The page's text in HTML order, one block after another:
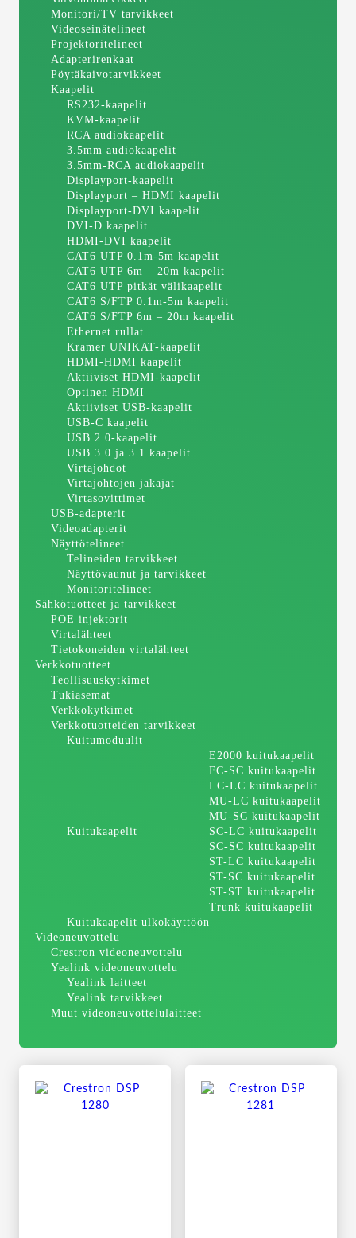
Monitori/TV tarvikkeet
Videoseinätelineet
Projektoritelineet
Adapterirenkaat
Pöytäkaivotarvikkeet
Kaapelit
RS232-kaapelit
KVM-kaapelit
RCA audiokaapelit
3.5mm audiokaapelit
3.5mm-RCA audiokaapelit
Displayport-kaapelit
Displayport – HDMI kaapelit
Displayport-DVI kaapelit
DVI-D kaapelit
HDMI-DVI kaapelit
CAT6 UTP 0.1m-5m kaapelit
CAT6 UTP 6m – 20m kaapelit
CAT6 UTP pitkät välikaapelit
CAT6 S/FTP 0.1m-5m kaapelit
CAT6 S/FTP 6m – 20m kaapelit
Ethernet rullat
Kramer UNIKAT-kaapelit
HDMI-HDMI kaapelit
Aktiiviset HDMI-kaapelit
Optinen HDMI
Aktiiviset USB-kaapelit
USB-C kaapelit
USB 2.0-kaapelit
USB 3.0 ja 3.1 kaapelit
Virtajohdot
Virtajohtojen jakajat
Virtasovittimet
USB-adapterit
Videoadapterit
Näyttötelineet
Telineiden tarvikkeet
Näyttövaunut ja tarvikkeet
Monitoritelineet
Sähkötuotteet ja tarvikkeet
POE injektorit
Virtalähteet
Tietokoneiden virtalähteet
Verkkotuotteet
Teollisuuskytkimet
Tukiasemat
Verkkokytkimet
Verkkotuotteiden tarvikkeet
Kuitumoduulit
Kuitukaapelit
E2000 kuitukaapelit
FC-SC kuitukaapelit
LC-LC kuitukaapelit
MU-LC kuitukaapelit
MU-SC kuitukaapelit
SC-LC kuitukaapelit
SC-SC kuitukaapelit
ST-LC kuitukaapelit
ST-SC kuitukaapelit
ST-ST kuitukaapelit
Trunk kuitukaapelit
Kuitukaapelit ulkokäyttöön
Videoneuvottelu
Crestron videoneuvottelu
Yealink videoneuvottelu
Yealink laitteet
Yealink tarvikkeet
Muut videoneuvottelulaitteet